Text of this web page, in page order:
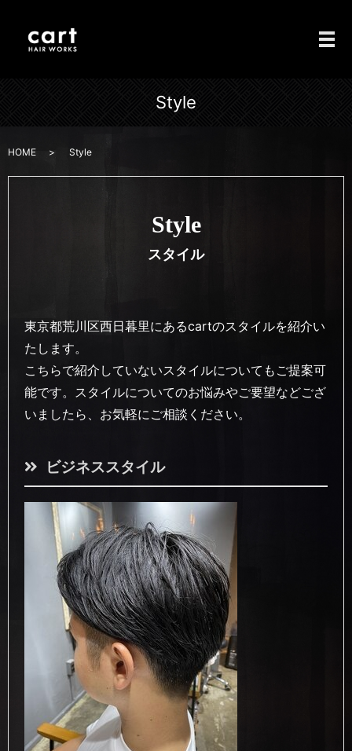
メ
Style
HOME Style
Style
スタイル
東京都荒川区西日暮里にあるcartのスタイルを紹介い
たします。
こちらで紹介していないスタイルについてもご提案可
能です。スタイルについてのお悩みやご要望などござ
いましたら、お気軽にご相談ください。
ビジネススタイル